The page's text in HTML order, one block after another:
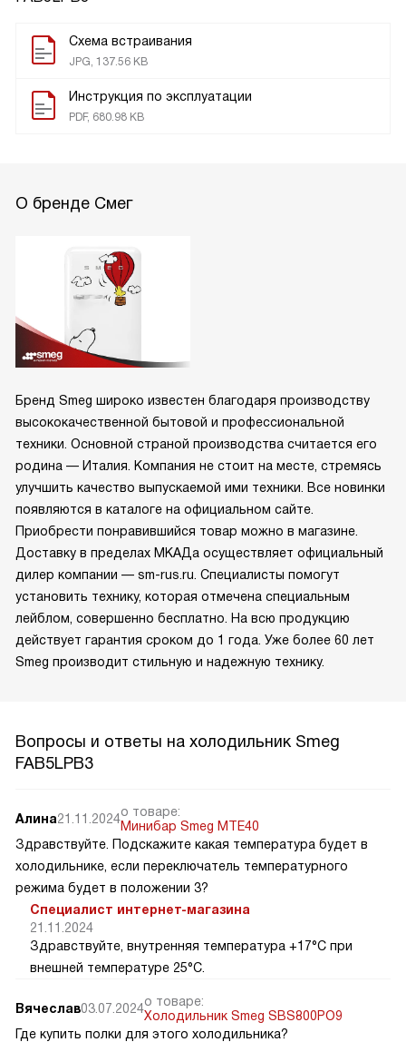
Схема встраивания
JPG, 137.56 KB
Инструкция по эксплуатации
PDF, 680.98 KB
О бренде Смег
Бренд Smeg широко известен благодаря производству
высококачественной бытовой и профессиональной
техники. Основной страной производства считается его
родина — Италия. Компания не стоит на месте, стремясь
улучшить качество выпускаемой ими техники. Все новинки
появляются в каталоге на официальном сайте.
Приобрести понравившийся товар можно в магазине.
Доставку в пределах МКАДа осуществляет официальный
дилер компании — sm-rus.ru. Специалисты помогут
установить технику, которая отмечена специальным
лейблом, совершенно бесплатно. На всю продукцию
действует гарантия сроком до 1 года. Уже более 60 лет
Smeg производит стильную и надежную технику.
Вопросы и ответы на холодильник Smeg
FAB5LPB3
Алина21.11.2024о товаре:
Минибар Smeg MTE40
Здравствуйте. Подскажите какая температура будет в
холодильнике, если переключатель температурного
режима будет в положении 3?
Специалист интернет-магазина
21.11.2024
Здравствуйте, внутренняя температура +17°C при
внешней температуре 25°C.
Вячеслав03.07.2024о товаре:
Холодильник Smeg SBS800PO9
Где купить полки для этого холодильника?